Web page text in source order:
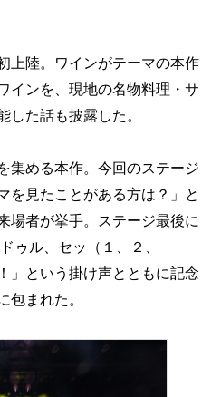
上陸。ワインがテーマの本作
インを、現地の名物料理・サ
した話も披露した。
集める本作。今回のステージ
を見たことがある方は？」と
場者が挙手。ステージ最後に
ゥル、セッ（１、２、
」という掛け声とともに記念
包まれた。